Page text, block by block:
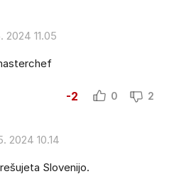
2024 11.05
-2 0 2
2024 10.14
Slovenijo.